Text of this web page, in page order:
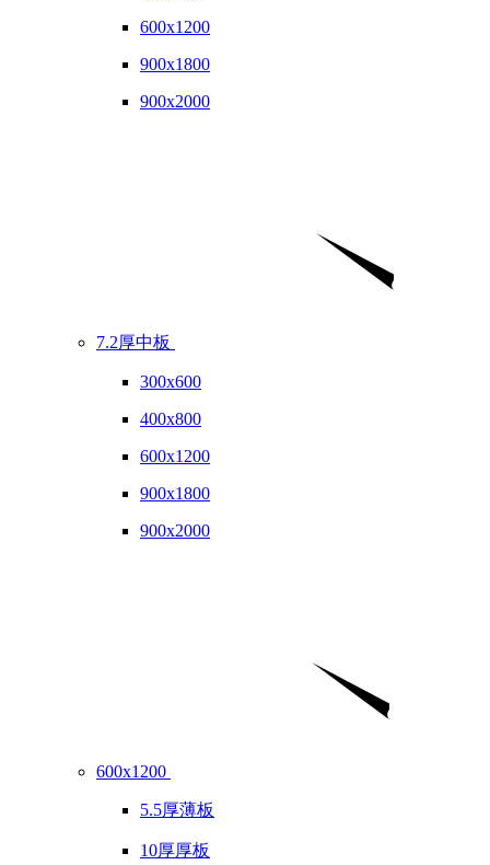
600x1200
900x1800
900x2000
7.2厚中板
300x600
400x800
600x1200
900x1800
900x2000
600x1200
5.5厚薄板
10厚厚板